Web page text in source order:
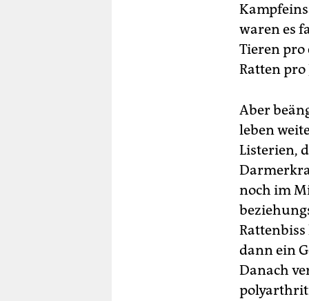
waren es
Tieren pro
Ratten
Aber
leben
Listerien,
noch im
dann ein
Danach